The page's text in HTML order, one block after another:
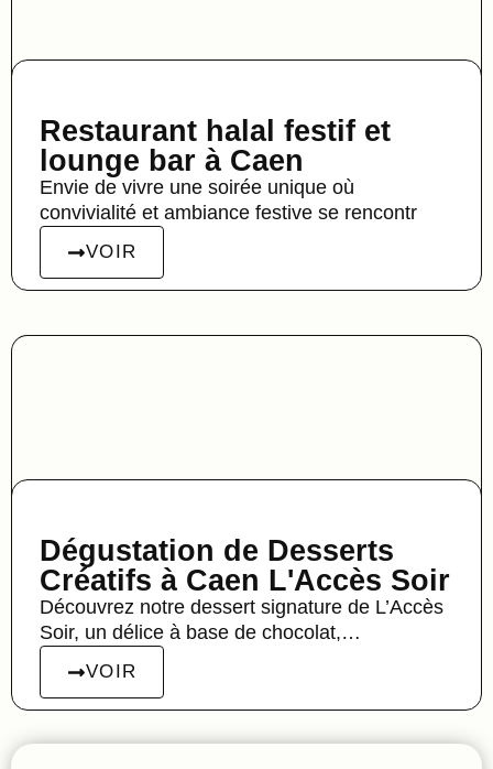
Restaurant halal festif et
lounge bar à Caen
Envie de vivre une soirée unique où
convivialité et ambiance festive se rencontr
VOIR
Dégustation de Desserts
Créatifs à Caen L'Accès Soir
Découvrez notre dessert signature de L’Accès
Soir, un délice à base de chocolat,…
VOIR